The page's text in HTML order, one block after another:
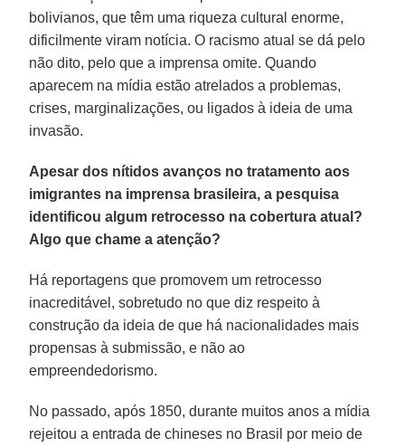
bolivianos, que têm uma riqueza cultural enorme,
dificilmente viram notícia. O racismo atual se dá pelo
não dito, pelo que a imprensa omite. Quando
aparecem na mídia estão atrelados a problemas,
crises, marginalizações, ou ligados à ideia de uma
invasão.
Apesar dos nítidos avanços no tratamento aos
imigrantes na imprensa brasileira, a pesquisa
identificou algum retrocesso na cobertura atual?
Algo que chame a atenção?
Há reportagens que promovem um retrocesso
inacreditável, sobretudo no que diz respeito à
construção da ideia de que há nacionalidades mais
propensas à submissão, e não ao
empreendedorismo.
No passado, após 1850, durante muitos anos a mídia
rejeitou a entrada de chineses no Brasil por meio de